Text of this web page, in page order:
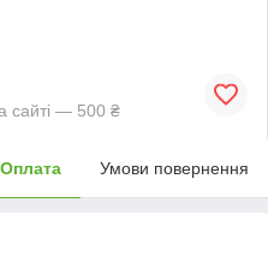
сайті — 500 ₴
Оплата Умови повернення